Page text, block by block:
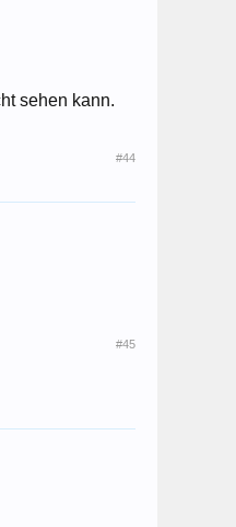
sehen kann.
#44
#45